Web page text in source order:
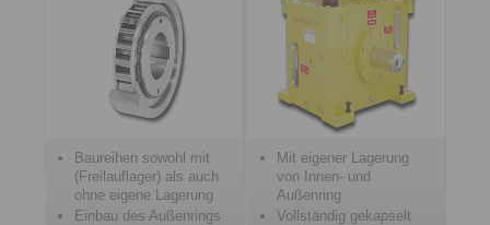
Baureihen sowohl mit
(Freilauflager) als auch
ohne eigene Lagerung
Einbau des Außenrings
Mit eigener Lagerung
von Innen- und
Außenring
Vollständig gekapselt